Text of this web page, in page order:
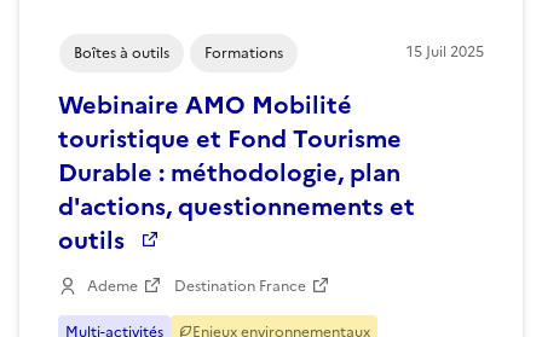
Boîtes à outils Formations 15 Juil 2025
Webinaire AMO Mobilité
touristique et Fond Tourisme
Durable : méthodologie, plan
d'actions, questionnements et
outils
Ademe Destination France
Multi-activités Enjeux environnementaux